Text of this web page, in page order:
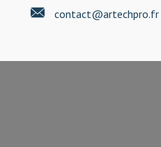
contact@artechpro.fr